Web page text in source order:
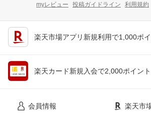
myレビュー 投稿ガイドライン 利用規約
楽天市場アプリ新規利用で1,000ポ
楽天カード新規入会で2,000ポイント
会員情報 楽天市